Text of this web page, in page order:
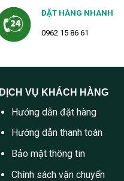
ĐẶT HÀNG NHANH
0962 15 86 61
DỊCH VỤ KHÁCH HÀNG
Hướng dẫn đặt hàng
Hướng dẫn thanh toán
Bảo mật thông tin
Chính sách vận chuyển